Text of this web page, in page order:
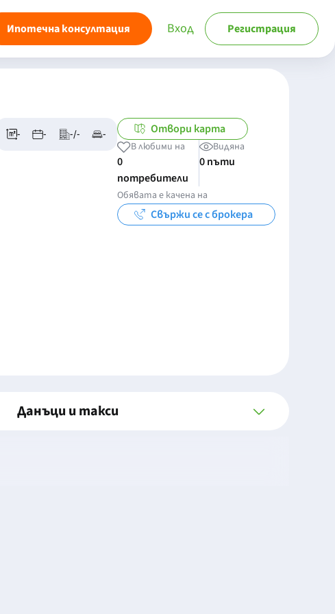
Ипотечна консултация Вход Регистрация
- - -/- - Отвори карта
В любими на
0
потребители
Видяна
0 пъти
Обявата е качена на
Свържи се с брокера
Данъци и такси